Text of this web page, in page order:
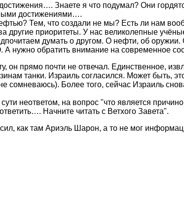
Знаете я что подумал? Они
достижениями….
Тем, что создали не мы? Есть ли нам
другие приоритеты. У нас великолепные
думать о другом. О нефти, об
нужно обратить внимание на современное
он прямо почти не отвечал. Единственное,
танки. Израиль согласился. Может быть,
сомневаюсь). Более того, сейчас Израиль
неответом, на вопрос "что является
Начните читать с Ветхого Завета".
как там Ариэль Шарон, а то не мог